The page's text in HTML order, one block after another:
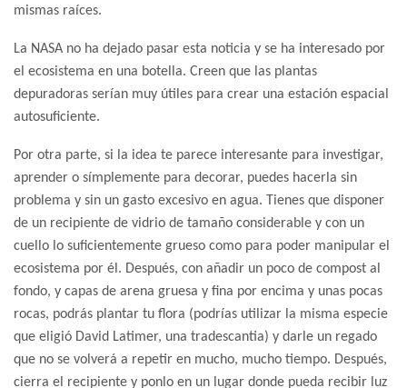
mismas raíces.
La NASA no ha dejado pasar esta noticia y se ha interesado por
el ecosistema en una botella. Creen que las plantas
depuradoras serían muy útiles para crear una estación espacial
autosuficiente.
Por otra parte, si la idea te parece interesante para investigar,
aprender o símplemente para decorar, puedes hacerla sin
problema y sin un gasto excesivo en agua. Tienes que disponer
de un recipiente de vidrio de tamaño considerable y con un
cuello lo suficientemente grueso como para poder manipular el
ecosistema por él. Después, con añadir un poco de compost al
fondo, y capas de arena gruesa y fina por encima y unas pocas
rocas, podrás plantar tu flora (podrías utilizar la misma especie
que eligió David Latimer, una tradescantia) y darle un regado
que no se volverá a repetir en mucho, mucho tiempo. Después,
cierra el recipiente y ponlo en un lugar donde pueda recibir luz